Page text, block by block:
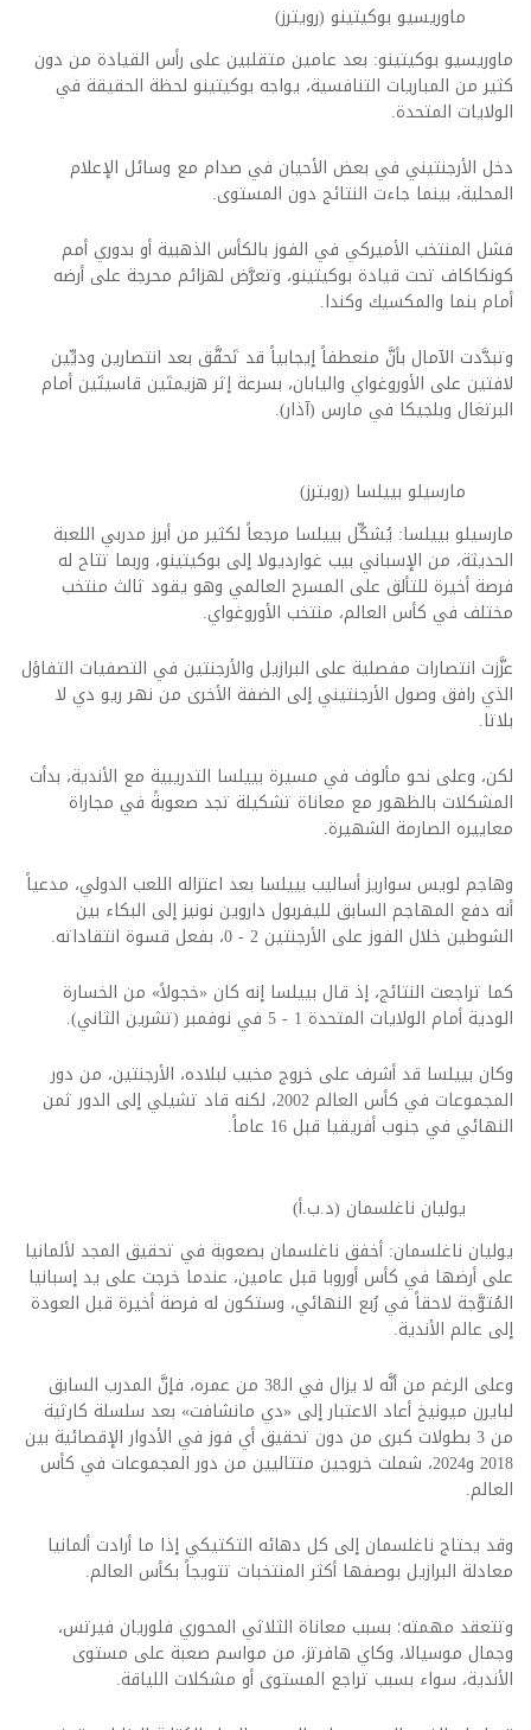
ماوريسيو بوكيتينو (رويترز)
ماوريسيو بوكيتينو: بعد عامين متقلبين على رأس القيادة من دون
كثير من المباريات التنافسية، يواجه بوكيتينو لحظة الحقيقة في
الولايات المتحدة.
دخل الأرجنتيني في بعض الأحيان في صدام مع وسائل الإعلام
المحلية، بينما جاءت النتائج دون المستوى.
فشل المنتخب الأميركي في الفوز بالكأس الذهبية أو بدوري أمم
كونكاكاف تحت قيادة بوكيتينو، وتعرَّض لهزائم محرجة على أرضه
أمام بنما والمكسيك وكندا.
وتبدَّدت الآمال بأنَّ منعطفاً إيجابياً قد تَحقَّق بعد انتصارين وديِّين
لافتين على الأوروغواي واليابان، بسرعة إثر هزيمتَين قاسيتَين أمام
البرتغال وبلجيكا في مارس (آذار).
مارسيلو بييلسا (رويترز)
مارسيلو بييلسا: يُشكِّل بييلسا مرجعاً لكثير من أبرز مدربي اللعبة
الحديثة، من الإسباني بيب غوارديولا إلى بوكيتينو، وربما تتاح له
فرصة أخيرة للتألق على المسرح العالمي وهو يقود ثالث منتخب
مختلف في كأس العالم، منتخب الأوروغواي.
عزَّزت انتصارات مفصلية على البرازيل والأرجنتين في التصفيات التفاؤل
الذي رافق وصول الأرجنتيني إلى الضفة الأخرى من نهر ريو دي لا
بلاتا.
لكن، وعلى نحو مألوف في مسيرة بييلسا التدريبية مع الأندية، بدأت
المشكلات بالظهور مع معاناة تشكيلة تجد صعوبةً في مجاراة
معاييره الصارمة الشهيرة.
وهاجم لويس سواريز أساليب بييلسا بعد اعتزاله اللعب الدولي، مدعياً
أنه دفع المهاجم السابق لليفربول داروين نونيز إلى البكاء بين
الشوطين خلال الفوز على الأرجنتين 2 - 0، بفعل قسوة انتقاداته.
كما تراجعت النتائج، إذ قال بييلسا إنه كان «خجولاً» من الخسارة
الودية أمام الولايات المتحدة 1 - 5 في نوفمبر (تشرين الثاني).
وكان بييلسا قد أشرف على خروج مخيب لبلاده، الأرجنتين، من دور
المجموعات في كأس العالم 2002، لكنه قاد تشيلي إلى الدور ثمن
النهائي في جنوب أفريقيا قبل 16 عاماً.
يوليان ناغلسمان (د.ب.أ)
يوليان ناغلسمان: أخفق ناغلسمان بصعوبة في تحقيق المجد لألمانيا
على أرضها في كأس أوروبا قبل عامين، عندما خرجت على يد إسبانيا
المُتوَّجة لاحقاً في رُبع النهائي، وستكون له فرصة أخيرة قبل العودة
إلى عالم الأندية.
وعلى الرغم من أنَّه لا يزال في الـ38 من عمره، فإنَّ المدرب السابق
لبايرن ميونيخ أعاد الاعتبار إلى «دي مانشافت» بعد سلسلة كارثية
من 3 بطولات كبرى من دون تحقيق أي فوز في الأدوار الإقصائية بين
2018 و2024، شملت خروجين متتاليين من دور المجموعات في كأس
العالم.
وقد يحتاج ناغلسمان إلى كل دهائه التكتيكي إذا ما أرادت ألمانيا
معادلة البرازيل بوصفها أكثر المنتخبات تتويجاً بكأس العالم.
وتتعقد مهمته؛ بسبب معاناة الثلاثي المحوري فلوريان فيرتس،
وجمال موسيالا، وكاي هافرتز، من مواسم صعبة على مستوى
الأندية، سواء بسبب تراجع المستوى أو مشكلات اللياقة.